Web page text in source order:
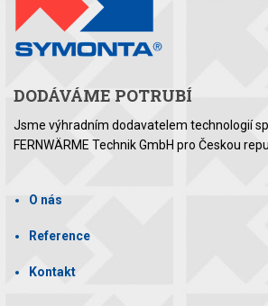
DODÁVÁME POTRUBÍ
Jsme výhradním dodavatelem technologií
FERNWÄRME Technik GmbH pro Českou
O nás
Reference
Kontakt